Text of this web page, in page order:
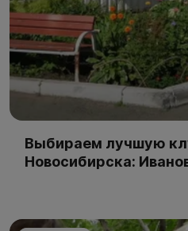
Выбираем лучшую
Новосибирска: